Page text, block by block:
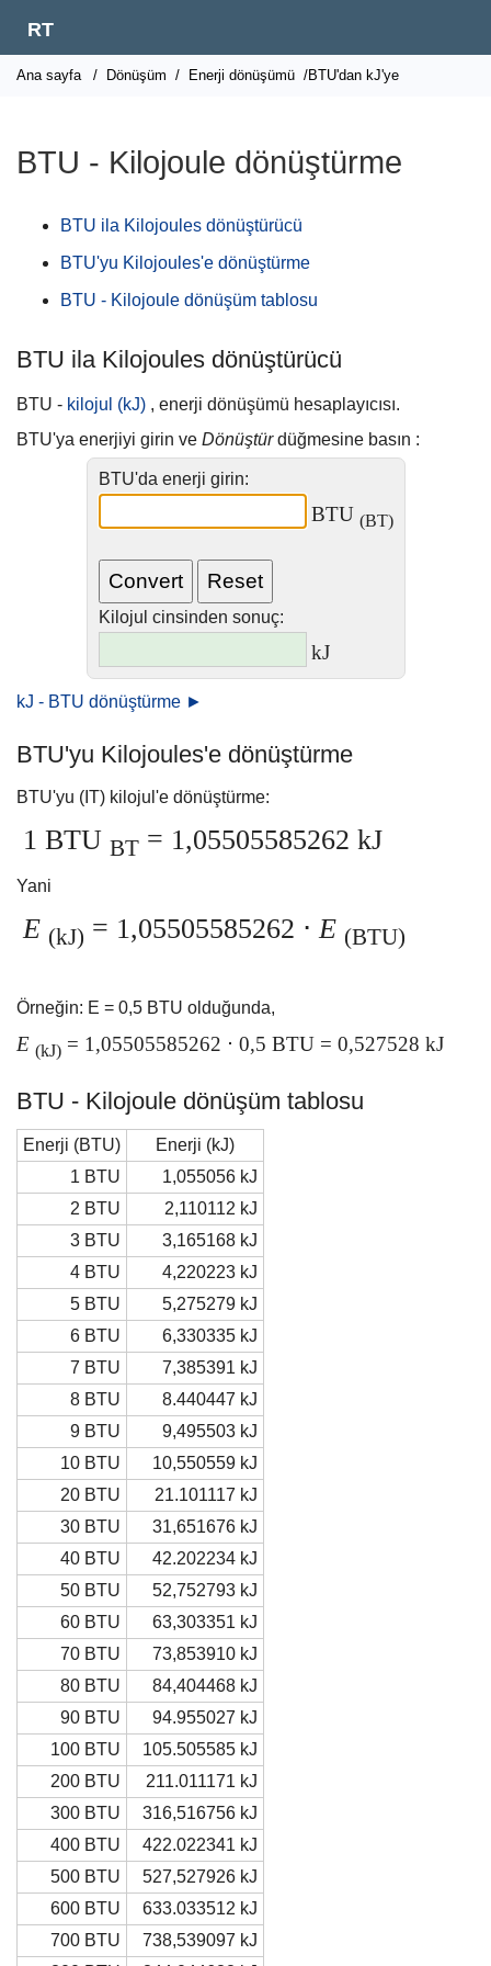
RT
Ana sayfa / Dönüşüm / Enerji dönüşümü /BTU'dan kJ'ye
BTU - Kilojoule dönüştürme
BTU ila Kilojoules dönüştürücü
BTU'yu Kilojoules'e dönüştürme
BTU - Kilojoule dönüşüm tablosu
BTU ila Kilojoules dönüştürücü
BTU - kilojul (kJ) , enerji dönüşümü hesaplayıcısı.
BTU'ya enerjiyi girin ve Dönüştürdüğmesine basın :
BTU'da enerji girin:
BTU (BT)
Kilojul cinsinden sonuç:
kJ
kJ - BTU dönüştürme ►
BTU'yu Kilojoules'e dönüştürme
BTU'yu (IT) kilojul'e dönüştürme:
1 BTU BT = 1,05505585262 kJ
Yani
E (kJ) = 1,05505585262 ⋅E (BTU)
Örneğin: E = 0,5 BTU olduğunda,
E (kJ) = 1,05505585262 ⋅ 0,5 BTU = 0,527528 kJ
BTU - Kilojoule dönüşüm tablosu
Enerji (BTU)
Enerji (kJ)
1 BTU
1,055056 kJ
2 BTU
2,110112 kJ
3 BTU
3,165168 kJ
4 BTU
4,220223 kJ
5 BTU
5,275279 kJ
6 BTU
6,330335 kJ
7 BTU
7,385391 kJ
8 BTU
8.440447 kJ
9 BTU
9,495503 kJ
10 BTU
10,550559 kJ
20 BTU
21.101117 kJ
30 BTU
31,651676 kJ
40 BTU
42.202234 kJ
50 BTU
52,752793 kJ
60 BTU
63,303351 kJ
70 BTU
73,853910 kJ
80 BTU
84,404468 kJ
90 BTU
94.955027 kJ
100 BTU
105.505585 kJ
200 BTU
211.011171 kJ
300 BTU
316,516756 kJ
400 BTU
422.022341 kJ
500 BTU
527,527926 kJ
600 BTU
633.033512 kJ
700 BTU
738,539097 kJ